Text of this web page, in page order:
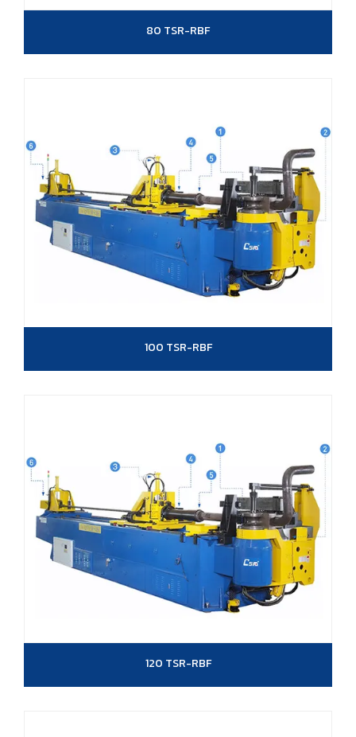
80 TSR-RBF
100 TSR-RBF
120 TSR-RBF